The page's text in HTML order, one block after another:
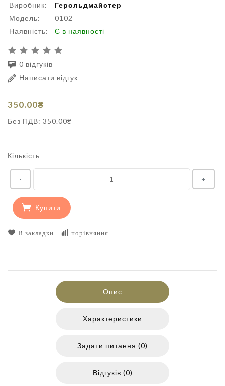
Виробник:
Герольдмайстер
Модель:
0102
Наявність:
Є в наявності
0 відгуків
Написати відгук
350.00₴
Без ПДВ: 350.00₴
Кількість
- +
Купити
В закладки порівняння
Опис
Характеристики
Задати питання (0)
Відгуків (0)